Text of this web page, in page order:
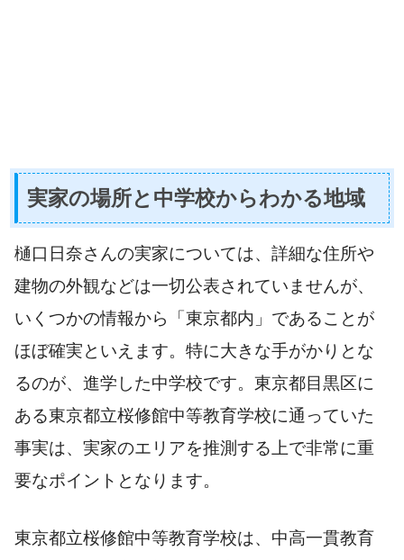
実家の場所と中学校からわかる地域
樋口日奈さんの実家については、詳細な住所や
建物の外観などは一切公表されていませんが、
いくつかの情報から「東京都内」であることが
ほぼ確実といえます。特に大きな手がかりとな
るのが、進学した中学校です。東京都目黒区に
ある東京都立桜修館中等教育学校に通っていた
事実は、実家のエリアを推測する上で非常に重
要なポイントとなります。
東京都立桜修館中等教育学校は、中高一貫教育